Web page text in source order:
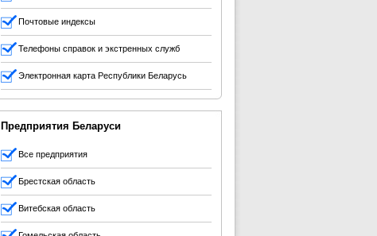
Почтовые индексы
Телефоны справок и экстренных служб
Электронная карта Республики Беларусь
Предприятия Беларуси
Все предприятия
Брестская область
Витебская область